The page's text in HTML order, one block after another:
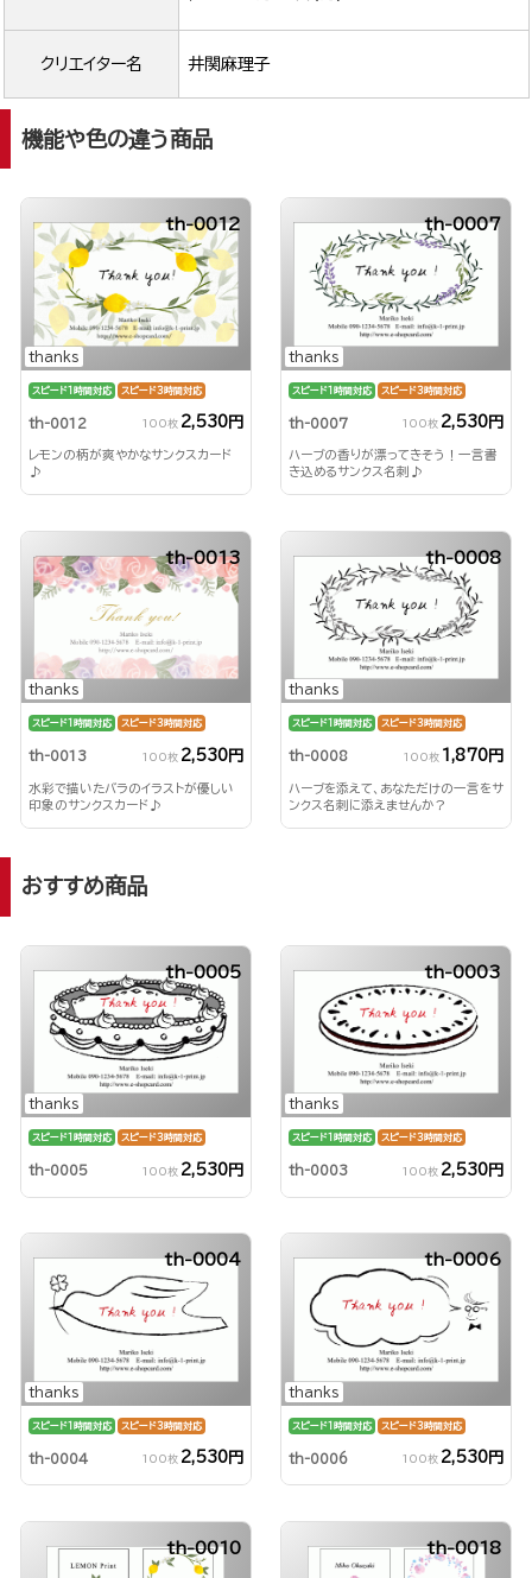
クリエイター名 井関麻理子
機能や色の違う商品
thanks
th-0012
スピード1時間対応 スピード3時間対応
th-0012 100枚 2,530円
レモンの柄が爽やかなサンクスカード
♪
thanks
th-0007
スピード1時間対応 スピード3時間対応
th-0007 100枚 2,530円
ハーブの香りが漂ってきそう！一言書
き込めるサンクス名刺♪
thanks
th-0013
スピード1時間対応 スピード3時間対応
th-0013 100枚 2,530円
水彩で描いたバラのイラストが優しい
印象のサンクスカード♪
thanks
th-0008
スピード1時間対応 スピード3時間対応
th-0008 100枚 1,870円
ハーブを添えて、あなただけの一言をサ
ンクス名刺に添えませんか？
おすすめ商品
thanks
th-0005
スピード1時間対応 スピード3時間対応
th-0005 100枚 2,530円
thanks
th-0003
スピード1時間対応 スピード3時間対応
th-0003 100枚 2,530円
thanks
th-0004
スピード1時間対応 スピード3時間対応
th-0004 100枚 2,530円
thanks
th-0006
スピード1時間対応 スピード3時間対応
th-0006 100枚 2,530円
th-0010 th-0018